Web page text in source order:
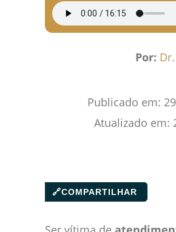
Por:
Publicado em:
Atualizado em:
🔗COMPARTILHAR